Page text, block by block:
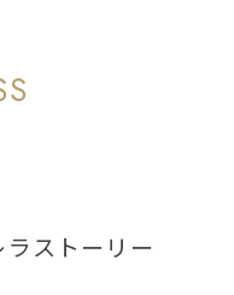
ストーリー